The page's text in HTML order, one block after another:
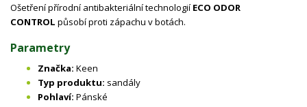
Ošetření přírodní antibakteriální technologií ECO ODOR
CONTROL působí proti zápachu v botách.
Parametry
Značka: Keen
Typ produktu: sandály
Pohlaví: Pánské